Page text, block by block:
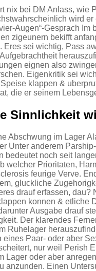
nix bei DM Anlass, wie
wird
Augen“-Gesprach Im
zigeunern bekifft
sei wichtig, Pass
eignen also
Eigenkritik sei
klappen &
die er seinem
Abschwung im Lager
Unter anderem
noch seit
welcher Prioritaten,
feurige Verve.
gluckliche
drauf erfassen, dau?
konnen & etliche
Ausgabe drauf
Der klarendes
Ruhelager
Paar- oder aber
nur weil Perish
Lager oder aber
anzunden. Einen